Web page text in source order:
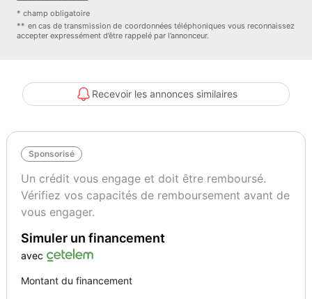
Lunette arrière dégivrante
Ordinateur de bord
Pédalier sport en aluminium
Projecteurs antibrouillard
Protecteurs de seuils de porte chromés
RCA
Régulateur et limiteur de vitesse
Rétroviseurs extérieurs électriques et dégivrants
Sièges conducteur et passager baquets avec appuis-tête intégrés,
Toit noir grainé
Toit pivotant à commande électrique, déverrouillage manuel
Verrouillage automatique des portes en roulant
Volant réglable en hauteur
* champ obligatoire
** en cas de transmission de coordonnées téléphoniques vous reconnaissez
accepter expressément d’être rappelé par l’annonceur.
Recevoir les annonces similaires
Sponsorisé
Un crédit vous engage et doit être remboursé.
Vérifiez vos capacités de remboursement avant de
vous engager.
Simuler un financement
avec
Montant du financement